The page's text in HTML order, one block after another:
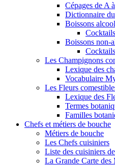
Cépages de A
Dictionnaire
Boissons
Cocktails
Boissons non-
Les Champignons
Lexique des
Vocabulaire
Les Fleurs
Lexique des
Termes
Familles
Chefs et métiers de bouche
Métiers de bouche
Les Chefs cuisiniers
Liste des cuisiniers
La Grande Carte des